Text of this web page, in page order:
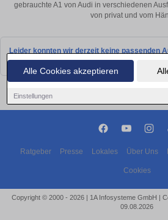
Alle Cookies akzeptieren
Einstellungen
gebrauchte A1 von Audi in verschiedenen
von privat und vom
Leider konnten wir derzeit keine passenden
bald wieder vorbei!
Ratgeber Presse Lokales Über Uns
Cookies
Copyright © 2000 - 2026 | 1A Infosysteme GmbH |
09.08.2026